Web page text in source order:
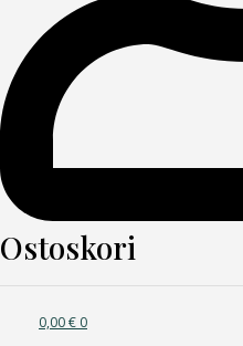
Ostoskori
0,00€ 0